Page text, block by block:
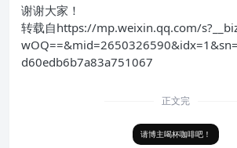
谢谢大家！
转载自https://mp.weixin.qq.com/
d60edb6b7a83a751067
正文完
请博主喝杯咖啡吧！